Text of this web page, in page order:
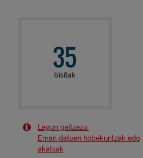
35
bisitak
Lagun gaitzazu.
Eman datuen hobekuntzak edo
akatsak